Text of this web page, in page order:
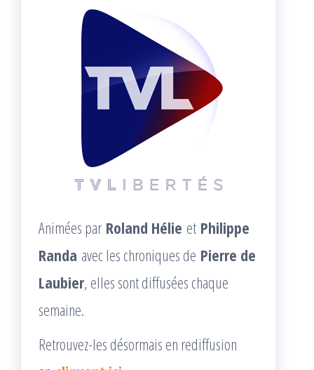
Animées par Roland Hélie et Philippe
Randa avec les chroniques de Pierre de
Laubier, elles sont diffusées chaque
semaine.
Retrouvez-les désormais en rediffusion